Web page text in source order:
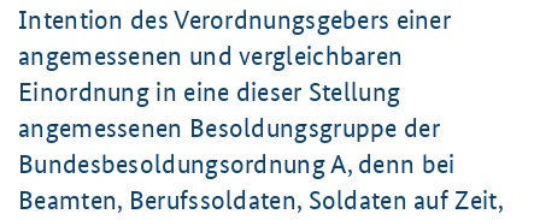
Intention des Verordnungsgebers einer
angemessenen und vergleichbaren
Einordnung in eine dieser Stellung
angemessenen Besoldungsgruppe der
Bundesbesoldungsordnung A, denn bei
Beamten, Berufssoldaten, Soldaten auf Zeit,